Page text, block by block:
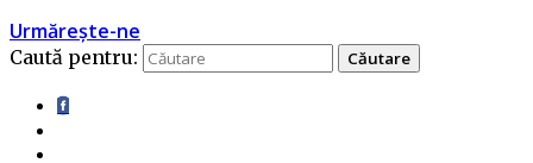
Urmărește-ne
Caută pentru: